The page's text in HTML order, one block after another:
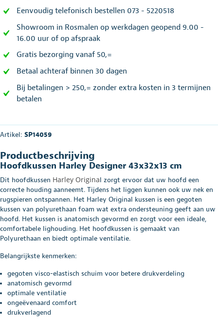
Eenvoudig telefonisch bestellen 073 - 5220518
Showroom in Rosmalen op werkdagen geopend 9.00 -
16.00 uur of op afspraak
Gratis bezorging vanaf 50,=
Betaal achteraf binnen 30 dagen
Bij betalingen > 250,= zonder extra kosten in 3 termijnen
betalen
Artikel: SP14059
Productbeschrijving
Hoofdkussen Harley Designer 43x32x13 cm
Dit hoofdkussen Harley Original zorgt ervoor dat uw hoofd een
correcte houding aanneemt. Tijdens het liggen kunnen ook uw nek en
rugspieren ontspannen. Het Harley Original kussen is een gegoten
kussen van polyurethaan foam wat extra ondersteuning geeft aan uw
hoofd. Het kussen is anatomisch gevormd en zorgt voor een ideale,
comfortabele lighouding. Het hoofdkussen is gemaakt van
Polyurethaan en biedt optimale ventilatie.
Belangrijkste kenmerken:
gegoten visco-elastisch schuim voor betere drukverdeling
anatomisch gevormd
optimale ventilatie
ongeëvenaard comfort
drukverlagend